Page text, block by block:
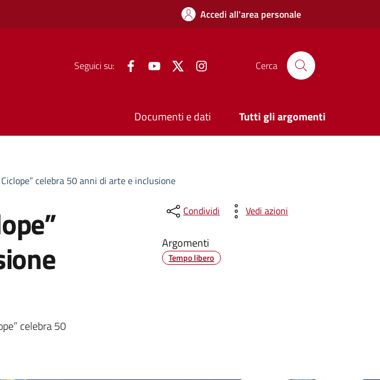
Accedi all'area personale
Seguici su: FacebookYouTube Twitter Cerca
Documenti e dati Tutti gli argomenti
celebra 50 anni di arte e inclusione
celebra 50
Condividi Vedi azioni
Argomenti
Tempo libero